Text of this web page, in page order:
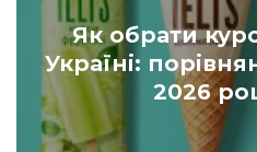
Як обрати
Україні:
2026